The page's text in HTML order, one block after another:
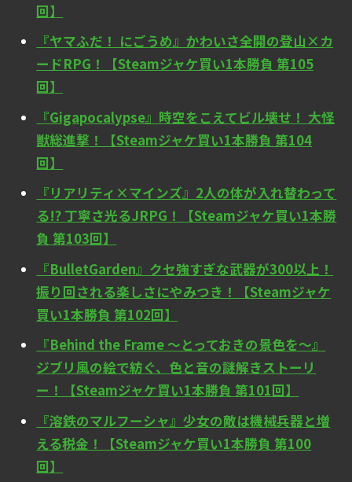
回】
『ヤマふだ！ にごうめ』かわいさ全開の登山×カ
ードRPG！【Steamジャケ買い1本勝負 第105
回】
『Gigapocalypse』時空をこえてビル壊せ！ 大怪
獣総進撃！【Steamジャケ買い1本勝負 第104
回】
『リアリティ×マインズ』2人の体が入れ替わって
る!? 丁寧さ光るJRPG！【Steamジャケ買い1本勝
負 第103回】
『BulletGarden』クセ強すぎな武器が300以上！
振り回される楽しさにやみつき！【Steamジャケ
買い1本勝負 第102回】
『Behind the Frame ～とっておきの景色を～』
ジブリ風の絵で紡ぐ、色と音の謎解きストーリ
ー！【Steamジャケ買い1本勝負 第101回】
『溶鉄のマルフーシャ』少女の敵は機械兵器と増
える税金！【Steamジャケ買い1本勝負 第100
回】